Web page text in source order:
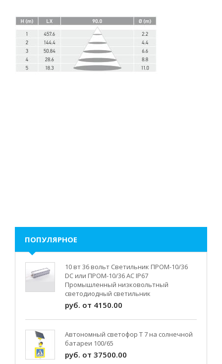
ПОПУЛЯРНОЕ
10 вт 36 вольт Светильник ПРОМ-10/36
DC или ПРОМ-10/36 AC IP67
Промышленный низковольтный
светодиодный светильник
руб. от 4150.00
Автономный светофор Т 7 на солнечной
батареи 100/65
руб. от 37500.00